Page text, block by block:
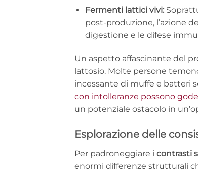
Fermenti lattici vivi:
post-produzione, l’azione
digestione e le difese
Un aspetto affascinante del
lattosio. Molte persone
incessante di muffe e batteri
con intolleranze possono
un potenziale ostacolo in
Esplorazione delle
Per padroneggiare i contrasti
enormi differenze strutturali